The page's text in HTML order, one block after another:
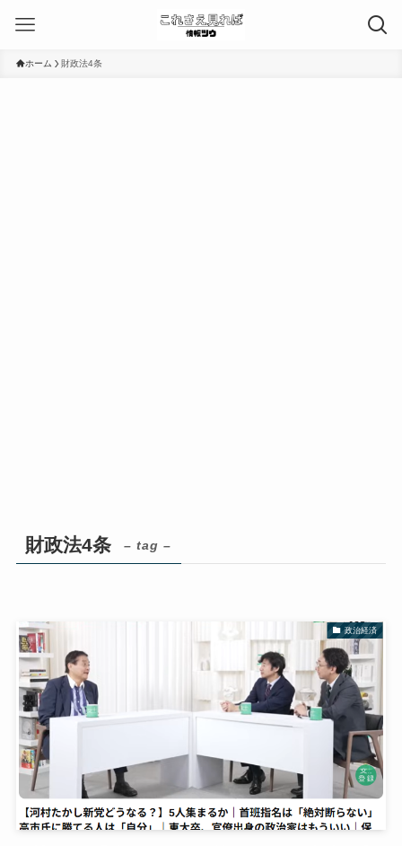
ホーム 財政法4条
財政法4条 – tag –
政治経済